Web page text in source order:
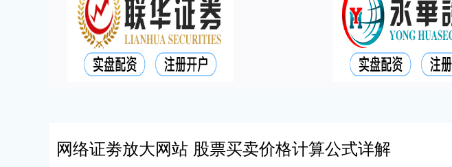
网络证劵放大网站 股票买卖价格计算公式详解